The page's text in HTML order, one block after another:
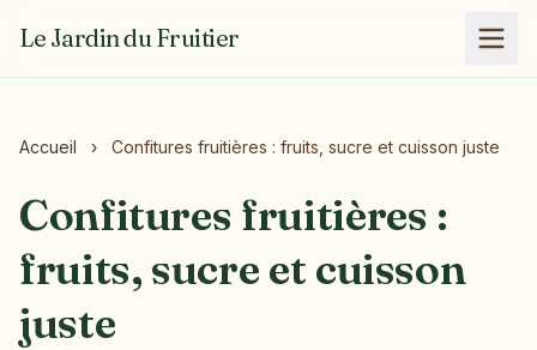
Le Jardin du Fruitier
Accueil › Confitures fruitières : fruits, sucre et cuisson juste
Confitures fruitières :
fruits, sucre et cuisson
juste